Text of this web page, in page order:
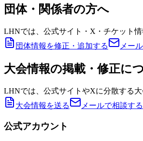
団体・関係者の方へ
LHNでは、公式サイト・X・チケット
団体情報を修正・追加する
メー
大会情報の掲載・修正に
LHNでは、公式サイトやXに分散する
大会情報を送る
メールで相談する
公式アカウント